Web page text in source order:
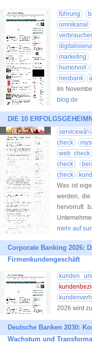
führung
omnikanal
verbraucher
marketing
humorvoll
neobank
Im
blog.de
DIE 10
check
web check
check
check
Was ist
werden,
hervorruft
mehr auf
Corporate Banking 2026:
Firmenkundengeschäft
kunden
2026 wird
Deutsche Banken 2030:
Wachstum und